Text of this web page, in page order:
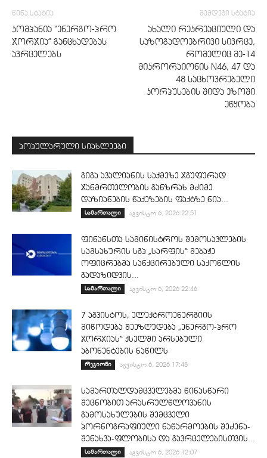
წინა სტატია
კომპანია “ენერგო-პრო
ჯორჯია” განცხადებას
ავრცელებს
შემდეგი სტატია
ახალი რეკრეაციული და
საზოგადოებრივი სივრცე,
რომელიც მე-14
მიკრორაიონის N46, 47 და
48 საცხოვრებელი
კორპუსების შიდა ეზოში
ეწყობა
პოპულარული სიახლეები
გიგა ავალიანის საქმეზე ჯგუფურად
ჯანმრთელობის განზრახ მძიმე
დაზიანების წაქეზების ფაქტზე ნია...
სამართალი აგვისტო 6, 2026 22:51
ფინანსთა სამინისტროს შემოსავლების
სამსახურის სგპ „სარფის“ მებაჟე
ოფიცრებმა სანქცირებული საქონლის
გადაზიდვის...
სამართალი აგვისტო 6, 2026 22:46
7 აგვისტოს, ელექტროენერგიის
მიწოდება შეეზღუდება „ენერგო-პრო
ჯორჯიას“ ქსელში არსებული
აბონენტების ნაწილს
რეგიონი აგვისტო 6, 2026 17:48
სამართალდამცველებმა წინასწარი
შეცნობით არასრულწლოვანის
გამოსახულების შემცველი
პორნოგრაფიული ნაწარმოების შეძენა-
შენახვა-ფლობისა და გავრცელებისთვის...
სამართალი აგვისტო 6, 2026 12:07